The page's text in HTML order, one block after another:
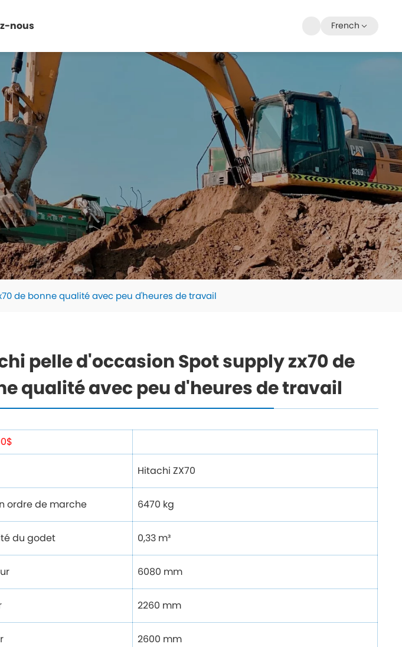
nous French
de bonne qualité avec peu d'heures de travail
pelle d'occasion Spot supply zx70 de
qualité avec peu d'heures de travail
Hitachi ZX70
ordre de marche 6470 kg
du godet 0,33 m³
6080 mm
2260 mm
2600 mm